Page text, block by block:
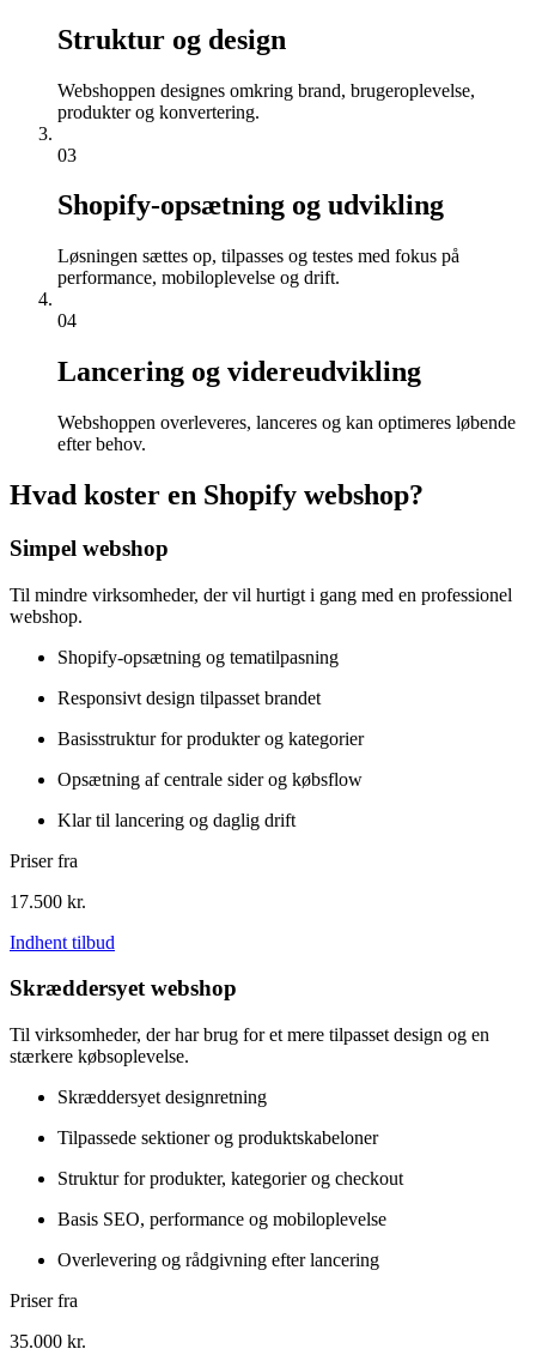
Struktur og design
Webshoppen designes omkring brand, brugeroplevelse,
produkter og konvertering.
03
Shopify-opsætning og udvikling
Løsningen sættes op, tilpasses og testes med fokus på
performance, mobiloplevelse og drift.
04
Lancering og videreudvikling
Webshoppen overleveres, lanceres og kan optimeres løbende
efter behov.
Hvad koster en Shopify webshop?
Simpel webshop
Til mindre virksomheder, der vil hurtigt i gang med en professionel
webshop.
Shopify-opsætning og tematilpasning
Responsivt design tilpasset brandet
Basisstruktur for produkter og kategorier
Opsætning af centrale sider og købsflow
Klar til lancering og daglig drift
Priser fra
17.500 kr.
Indhent tilbud
Skræddersyet webshop
Til virksomheder, der har brug for et mere tilpasset design og en
stærkere købsoplevelse.
Skræddersyet designretning
Tilpassede sektioner og produktskabeloner
Struktur for produkter, kategorier og checkout
Basis SEO, performance og mobiloplevelse
Overlevering og rådgivning efter lancering
Priser fra
35.000 kr.